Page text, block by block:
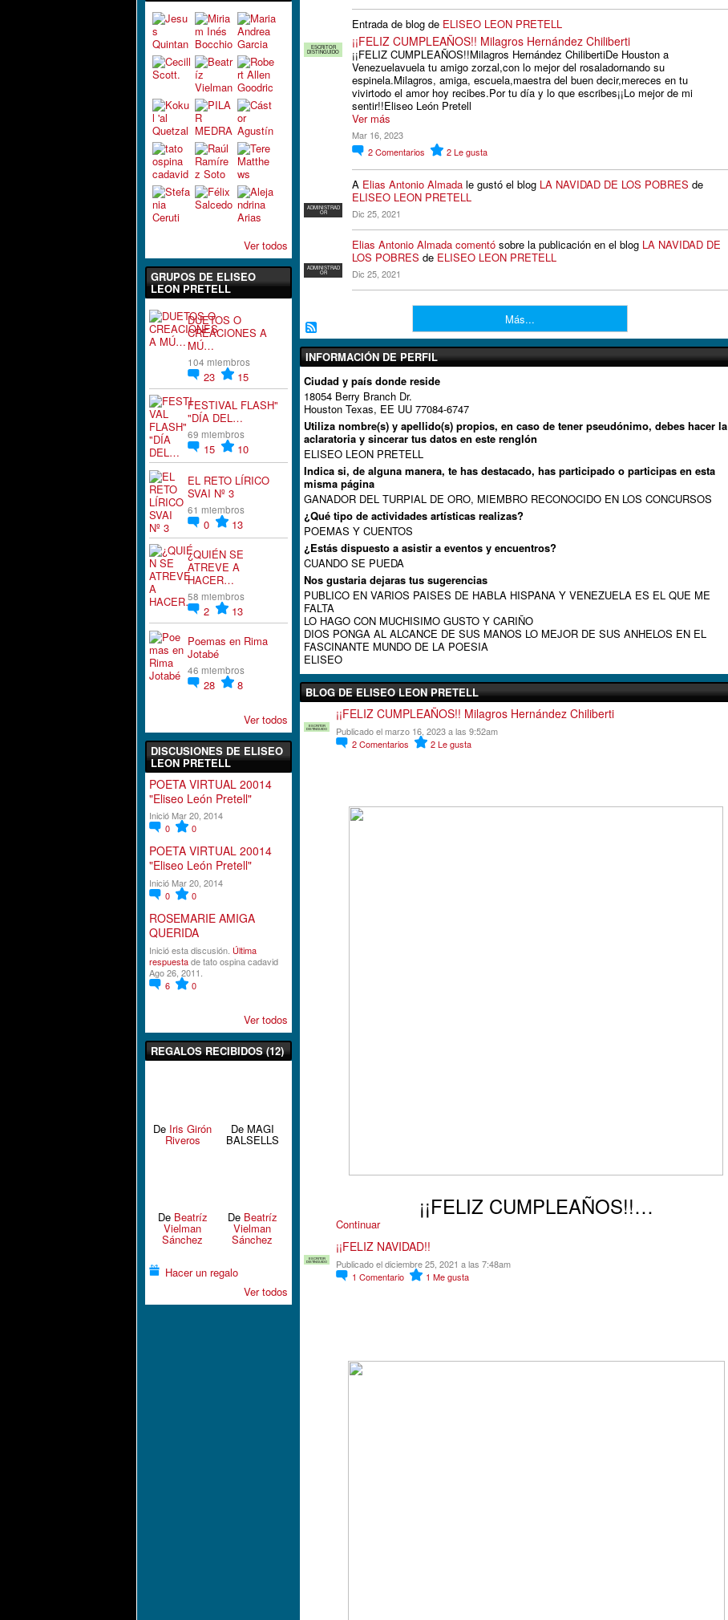
Ver todos
GRUPOS DE ELISEO
LEON PRETELL
DUETOS O
CREACIONES A
MÚ…
104 miembros
23
15
FESTIVAL FLASH"
"DÍA DEL…
69 miembros
15 10
EL RETO LÍRICO
SVAI Nº 3
61 miembros
0
13
¿QUIÉN SE
ATREVE A
HACER…
58 miembros
2
13
Poemas en Rima
Jotabé
46 miembros
28 8
Ver todos
DISCUSIONES DE ELISEO
LEON PRETELL
POETA VIRTUAL 20014
"Eliseo León Pretell"
Inició Mar 20, 2014
0
0
POETA VIRTUAL 20014
"Eliseo León Pretell"
Inició Mar 20, 2014
0
0
ROSEMARIE AMIGA
QUERIDA
Inició esta discusión. Última
respuestade tato ospina cadavid
Ago 26, 2011.
6
0
Ver todos
REGALOS RECIBIDOS (12)
De Iris Girón
Riveros
De MAGI
BALSELLS
De Beatríz
Vielman
Sánchez
De Beatríz
Vielman
Sánchez
Hacer un regalo
Ver todos
ESCRITOR
DISTINGUIDO
Entrada de blog de ELISEO LEON PRETELL
¡¡FELIZ CUMPLEAÑOS!! Milagros Hernández Chiliberti
¡¡FELIZ CUMPLEAÑOS!!Milagros Hernández ChilibertiDe Houston a
Venezuelavuela tu amigo zorzal,con lo mejor del rosaladornando su
espinela.Milagros, amiga, escuela,maestra del buen decir,mereces en tu
vivirtodo el amor hoy recibes.Por tu día y lo que escribes¡¡Lo mejor de mi
sentir!!Eliseo León Pretell
Ver más
Mar 16, 2023
2Comentarios 2Le gusta
ADMINISTRAD
OR
A Elias Antonio Almada le gustó el blog LA NAVIDAD DE LOS POBRES de
ELISEO LEON PRETELL
Dic 25, 2021
ADMINISTRAD
OR
Elias Antonio Almada comentó sobre la publicación en el blog LA NAVIDAD DE
LOS POBRES de ELISEO LEON PRETELL
Dic 25, 2021
Más...
INFORMACIÓN DE PERFIL
Ciudad y país donde reside
18054 Berry Branch Dr.
Houston Texas, EE UU 77084-6747
Utiliza nombre(s) y apellido(s) propios, en caso de tener pseudónimo, debes hacer la
aclaratoria y sincerar tus datos en este renglón
ELISEO LEON PRETELL
Indica si, de alguna manera, te has destacado, has participado o participas en esta
misma página
GANADOR DEL TURPIAL DE ORO, MIEMBRO RECONOCIDO EN LOS CONCURSOS
¿Qué tipo de actividades artísticas realizas?
POEMAS Y CUENTOS
¿Estás dispuesto a asistir a eventos y encuentros?
CUANDO SE PUEDA
Nos gustaria dejaras tus sugerencias
PUBLICO EN VARIOS PAISES DE HABLA HISPANA Y VENEZUELA ES EL QUE ME
FALTA
LO HAGO CON MUCHISIMO GUSTO Y CARIÑO
DIOS PONGA AL ALCANCE DE SUS MANOS LO MEJOR DE SUS ANHELOS EN EL
FASCINANTE MUNDO DE LA POESIA
ELISEO
BLOG DE ELISEO LEON PRETELL
ESCRITOR
DISTINGUIDO
¡¡FELIZ CUMPLEAÑOS!! Milagros Hernández Chiliberti
Publicado el marzo 16, 2023 a las 9:52am
2Comentarios 2Le gusta
¡¡FELIZ CUMPLEAÑOS!!…
Continuar
ESCRITOR
DISTINGUIDO
¡¡FELIZ NAVIDAD!!
Publicado el diciembre 25, 2021 a las 7:48am
1 Comentario 1 Me gusta